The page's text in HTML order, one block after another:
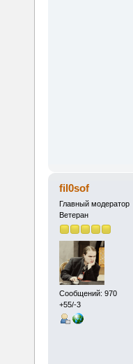
fil0sof
Главный модератор
Ветеран
Сообщений: 970
+55/-3